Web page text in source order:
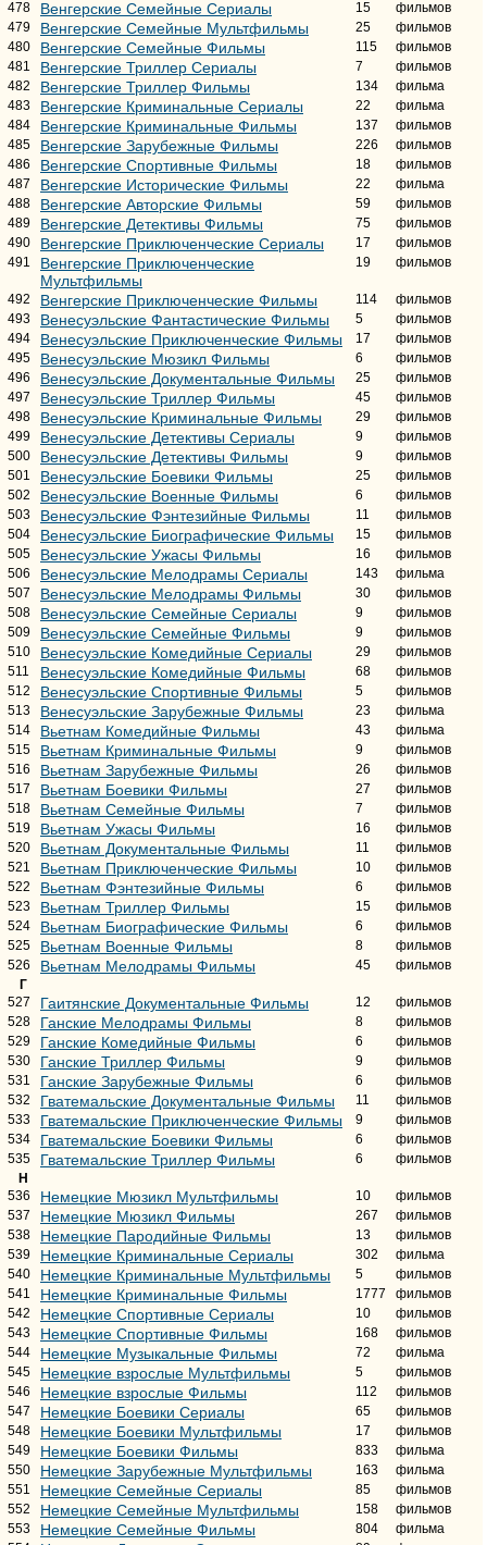
478
Венгерские Семейные Сериалы 15
фильмов
479
Венгерские Семейные Мультфильмы 25
фильмов
480
Венгерские Семейные Фильмы 115
фильмов
481
Венгерские Триллер Сериалы 7
фильмов
482
Венгерские Триллер Фильмы 134
фильма
483
Венгерские Криминальные Сериалы 22
фильма
484
Венгерские Криминальные Фильмы 137
фильмов
485
Венгерские Зарубежные Фильмы 226
фильмов
486
Венгерские Спортивные Фильмы 18
фильмов
487
Венгерские Исторические Фильмы 22
фильма
488
Венгерские Авторские Фильмы 59
фильмов
489
Венгерские Детективы Фильмы 75
фильмов
490
Венгерские Приключенческие Сериалы 17
фильмов
491
Венгерские Приключенческие
Мультфильмы
19 фильмов
492 Венгерские Приключенческие Фильмы 114
фильмов
493
Венесуэльские Фантастические Фильмы 5
фильмов
494
Венесуэльские Приключенческие Фильмы 17
фильмов
495
Венесуэльские Мюзикл Фильмы 6
фильмов
496
Венесуэльские Документальные Фильмы 25
фильмов
497
Венесуэльские Триллер Фильмы 45
фильмов
498
Венесуэльские Криминальные Фильмы 29
фильмов
499
Венесуэльские Детективы Сериалы 9
фильмов
500
Венесуэльские Детективы Фильмы 9
фильмов
501
Венесуэльские Боевики Фильмы 25
фильмов
502
Венесуэльские Военные Фильмы 6
фильмов
503
Венесуэльские Фэнтезийные Фильмы 11
фильмов
504
Венесуэльские Биографические Фильмы 15
фильмов
505
Венесуэльские Ужасы Фильмы 16
фильмов
506
Венесуэльские Мелодрамы Сериалы 143
фильма
507
Венесуэльские Мелодрамы Фильмы 30
фильмов
508
Венесуэльские Семейные Сериалы 9
фильмов
509
Венесуэльские Семейные Фильмы 9
фильмов
510
Венесуэльские Комедийные Сериалы 29
фильмов
511
Венесуэльские Комедийные Фильмы 68
фильмов
512
Венесуэльские Спортивные Фильмы 5
фильмов
513
Венесуэльские Зарубежные Фильмы 23
фильма
514
Вьетнам Комедийные Фильмы 43
фильма
515
Вьетнам Криминальные Фильмы 9
фильмов
516
Вьетнам Зарубежные Фильмы 26
фильмов
517
Вьетнам Боевики Фильмы 27
фильмов
518
Вьетнам Семейные Фильмы 7
фильмов
519
Вьетнам Ужасы Фильмы 16
фильмов
520
Вьетнам Документальные Фильмы 11
фильмов
521
Вьетнам Приключенческие Фильмы 10
фильмов
522
Вьетнам Фэнтезийные Фильмы 6
фильмов
523
Вьетнам Триллер Фильмы 15
фильмов
524
Вьетнам Биографические Фильмы 6
фильмов
525
Вьетнам Военные Фильмы 8
фильмов
526
Вьетнам Мелодрамы Фильмы 45
фильмов
Г
527
Гаитянские Документальные Фильмы 12
фильмов
528
Ганские Мелодрамы Фильмы 8
фильмов
529
Ганские Комедийные Фильмы 6
фильмов
530
Ганские Триллер Фильмы 9
фильмов
531
Ганские Зарубежные Фильмы 6
фильмов
532
Гватемальские Документальные Фильмы 11
фильмов
533
Гватемальские Приключенческие Фильмы 9
фильмов
534
Гватемальские Боевики Фильмы 6
фильмов
535
Гватемальские Триллер Фильмы 6
фильмов
Н
536
Немецкие Мюзикл Мультфильмы 10
фильмов
537
Немецкие Мюзикл Фильмы 267
фильмов
538
Немецкие Пародийные Фильмы 13
фильмов
539
Немецкие Криминальные Сериалы 302
фильма
540
Немецкие Криминальные Мультфильмы 5
фильмов
541
Немецкие Криминальные Фильмы 1777
фильмов
542
Немецкие Спортивные Сериалы 10
фильмов
543
Немецкие Спортивные Фильмы 168
фильмов
544
Немецкие Музыкальные Фильмы 72
фильма
545
Немецкие взрослые Мультфильмы 5
фильмов
546
Немецкие взрослые Фильмы 112
фильмов
547
Немецкие Боевики Сериалы 65
фильмов
548
Немецкие Боевики Мультфильмы 17
фильмов
549
Немецкие Боевики Фильмы 833
фильма
550
Немецкие Зарубежные Мультфильмы 163
фильма
551
Немецкие Семейные Сериалы 85
фильмов
552
Немецкие Семейные Мультфильмы 158
фильмов
553
Немецкие Семейные Фильмы 804
фильма